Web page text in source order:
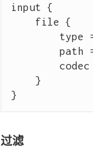
input {
过滤